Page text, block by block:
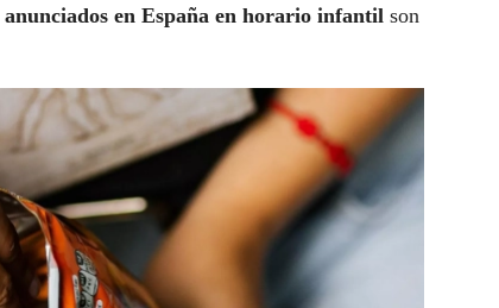
anunciados en España en horario infantil son